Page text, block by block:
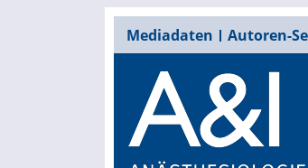
Mediadaten Autoren-